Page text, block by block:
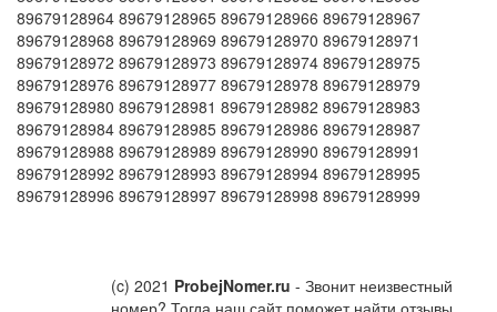
89679128964 89679128965 89679128966 89679128967
89679128968 89679128969 89679128970 89679128971
89679128972 89679128973 89679128974 89679128975
89679128976 89679128977 89679128978 89679128979
89679128980 89679128981 89679128982 89679128983
89679128984 89679128985 89679128986 89679128987
89679128988 89679128989 89679128990 89679128991
89679128992 89679128993 89679128994 89679128995
89679128996 89679128997 89679128998 89679128999
(c) 2021 ProbejNomer.ru - Звонит неизвестный
номер? Тогда наш сайт поможет найти отзывы,